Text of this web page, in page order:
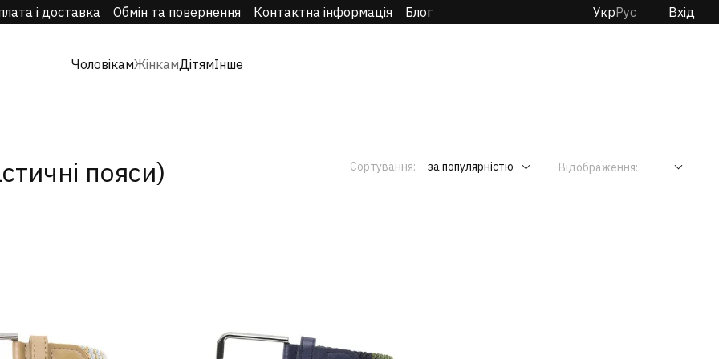
і доставка Обмін та повернення Контактна інформація Блог УкрРус Вхід
ЧоловікамЖінкамДітямІнше
пояси) Сортування: за популярністю Відображення: